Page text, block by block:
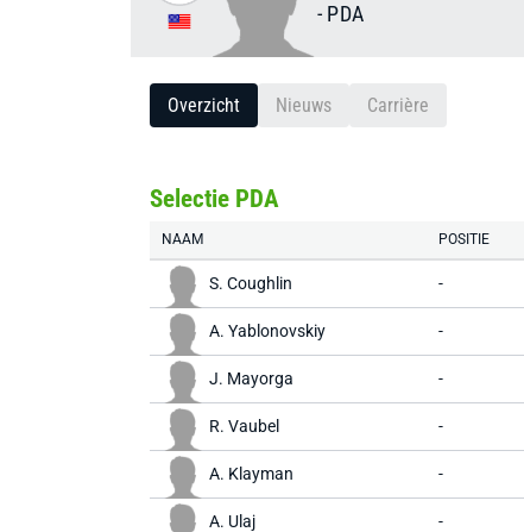
- PDA
Overzicht Nieuws Carrière
Selectie PDA
NAAM POSITIE
S. Coughlin -
A. Yablonovskiy -
J. Mayorga -
R. Vaubel -
A. Klayman -
A. Ulaj -